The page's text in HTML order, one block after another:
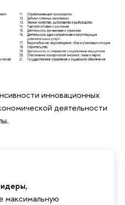
инновационных
деятельности
,
максимальную